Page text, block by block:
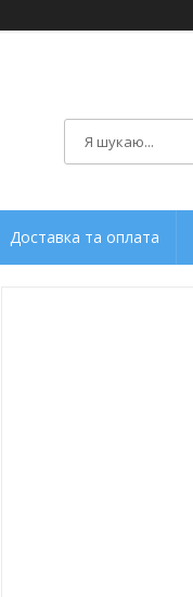
Доставка та оплата